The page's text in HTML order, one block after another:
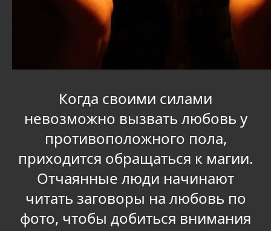
Когда своими силами
невозможно вызвать любовь у
противоположного пола,
приходится обращаться к магии.
Отчаянные люди начинают
читать заговоры на любовь по
фото, чтобы добиться внимания